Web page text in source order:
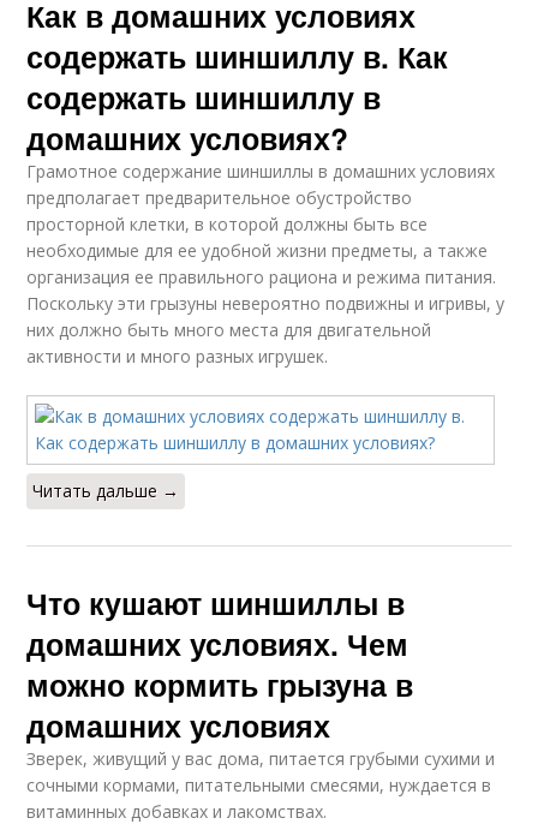
Как в домашних условиях
содержать шиншиллу в. Как
содержать шиншиллу в
домашних условиях?
Грамотное содержание шиншиллы в домашних условиях
предполагает предварительное обустройство
просторной клетки, в которой должны быть все
необходимые для ее удобной жизни предметы, а также
организация ее правильного рациона и режима питания.
Поскольку эти грызуны невероятно подвижны и игривы, у
них должно быть много места для двигательной
активности и много разных игрушек.
Читать дальше →
Что кушают шиншиллы в
домашних условиях. Чем
можно кормить грызуна в
домашних условиях
Зверек, живущий у вас дома, питается грубыми сухими и
сочными кормами, питательными смесями, нуждается в
витаминных добавках и лакомствах.